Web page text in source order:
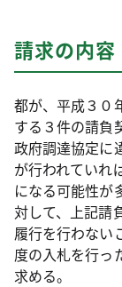
請求の内容
都が、平成３０
する３件の請負
政府調達協定に
が行われていれ
になる可能性が
対して、上記請
履行を行わない
度の入札を行っ
求める。